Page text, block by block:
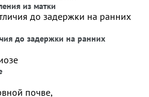
из матки
до задержки на ранних